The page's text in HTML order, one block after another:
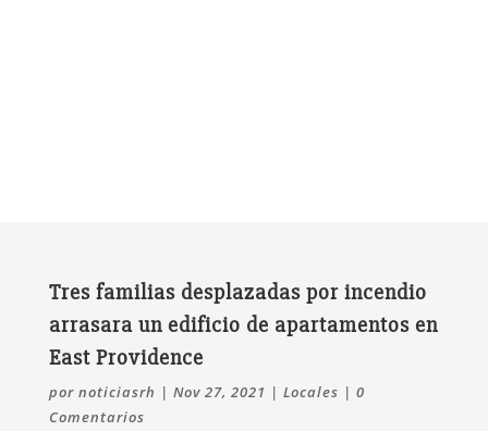
Tres familias desplazadas por incendio
arrasara un edificio de apartamentos en
East Providence
por noticiasrh | Nov 27, 2021 | Locales | 0
Comentarios